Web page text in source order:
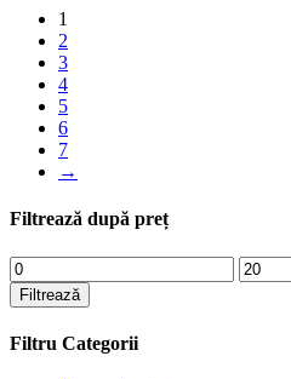
1
2
3
4
5
6
7
→
Filtrează după preț
Preț
minim
Preț
maxim
Filtrează
Filtru Categorii